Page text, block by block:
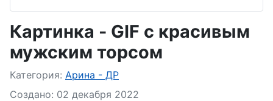
Артур- ДР
Архип- ДР
Афанасий- ДР
Азиза- ДР
Анастасия- ДР
Картинка - GIF с красивым
мужским торсом
Подробности
Категория: Арина - ДР
Создано: 02 декабря 2022